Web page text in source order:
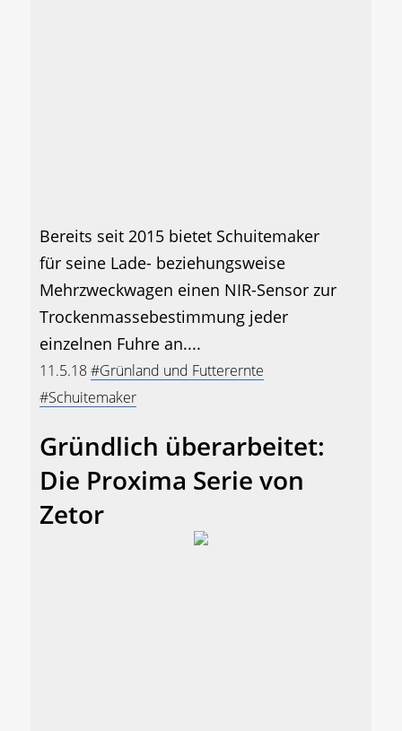
Bereits seit 2015 bietet Schuitemaker
für seine Lade- beziehungsweise
Mehrzweckwagen einen NIR-Sensor zur
Trockenmassebestimmung jeder
einzelnen Fuhre an....
11.5.18#Grünland und Futterernte
#Schuitemaker
Gründlich überarbeitet:
Die Proxima Serie von
Zetor